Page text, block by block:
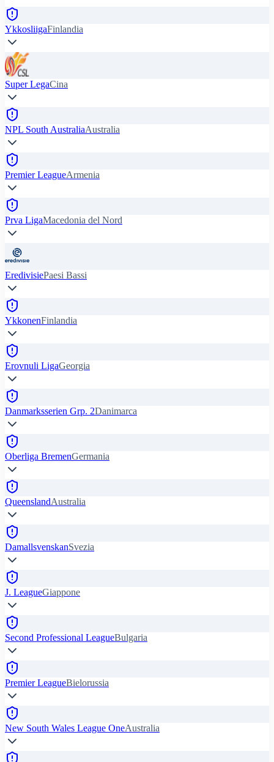
YkkosliigaFinlandia
Super LegaCina
NPL South AustraliaAustralia
Premier LeagueArmenia
Prva LigaMacedonia del Nord
EredivisiePaesi Bassi
YkkonenFinlandia
Erovnuli LigaGeorgia
Danmarksserien Grp. 2Danimarca
Oberliga BremenGermania
QueenslandAustralia
DamallsvenskanSvezia
J. LeagueGiappone
Second Professional LeagueBulgaria
Premier LeagueBielorussia
New South Wales League OneAustralia